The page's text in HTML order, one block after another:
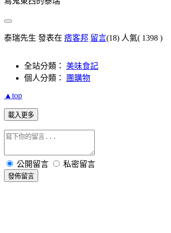
泰瑞先生 發表在 痞客邦 留言(18) 人氣( 1398 )
全站分類： 美味食記
個人分類：
團購物
▲top
載入更多
公開留言 私密留言
發佈留言